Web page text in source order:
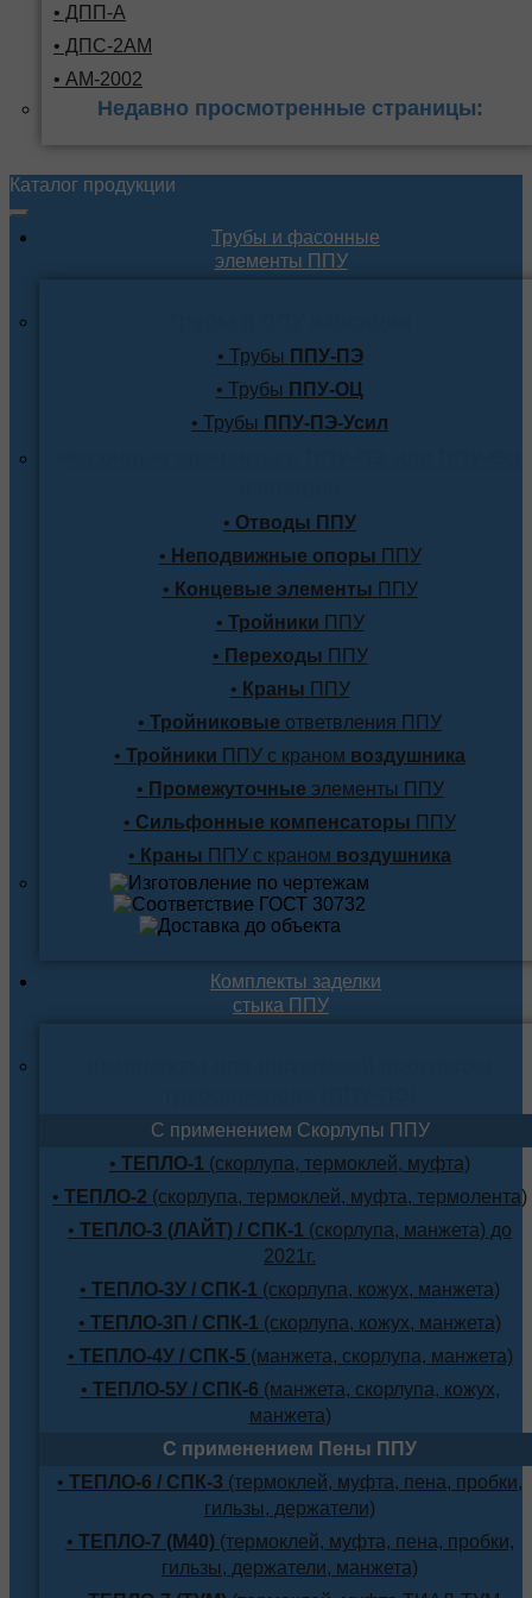
• ДПП-А
• ДПС-2АМ
• АМ-2002
Недавно просмотренные страницы:
Каталог продукции
Трубы и фасонные
элементы ППУ
• Трубы ППУ-ПЭ
• Трубы ППУ-ОЦ
• Трубы ППУ-ПЭ-Усил
• Отводы ППУ
• Неподвижные опоры ППУ
• Концевые элементы ППУ
• Тройники ППУ
• Переходы ППУ
• Краны ППУ
• Тройниковые ответвления ППУ
• Тройники ППУ с краном воздушника
• Промежуточные элементы ППУ
• Сильфонные компенсаторы ППУ
• Краны ППУ с краном воздушника
Комплекты заделки
стыка ППУ
С применением Скорлупы ППУ
• ТЕПЛО-1 (скорлупа, термоклей, муфта)
• ТЕПЛО-2 (скорлупа, термоклей, муфта, термолента)
• ТЕПЛО-3 (ЛАЙТ) / СПК-1 (скорлупа, манжета) до
2021г.
• ТЕПЛО-3У / СПК-1 (скорлупа, кожух, манжета)
• ТЕПЛО-3П / СПК-1 (скорлупа, кожух, манжета)
• ТЕПЛО-4У / СПК-5 (манжета, скорлупа, манжета)
• ТЕПЛО-5У / СПК-6 (манжета, скорлупа, кожух,
манжета)
С применением Пены ППУ
• ТЕПЛО-6 / СПК-3 (термоклей, муфта, пена, пробки,
гильзы, держатели)
• ТЕПЛО-7 (М40)(термоклей, муфта, пена, пробки,
гильзы, держатели, манжета)